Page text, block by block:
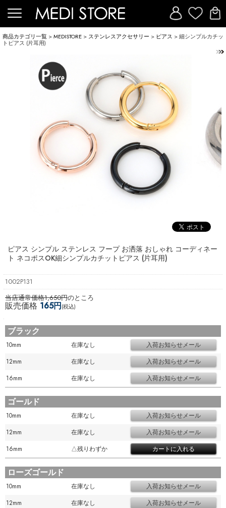
商品カテゴリ一覧 >MEDISTORE > ステンレスアクセサリー > ピアス > 細シンプルカチッ
トピアス (片耳用)
ピアス シンプル ステンレス フープ お洒落 おしゃれ コーディネー
ト ネコポスOK細シンプルカチットピアス (片耳用)
1002P131
当店通常価格1,650円のところ
販売価格 165円(税込)
ブラック
10mm
在庫なし
12mm
在庫なし
16mm
在庫なし
ゴールド
10mm
在庫なし
12mm
在庫なし
16mm
△残りわずか
ローズゴールド
10mm
在庫なし
12mm
在庫なし